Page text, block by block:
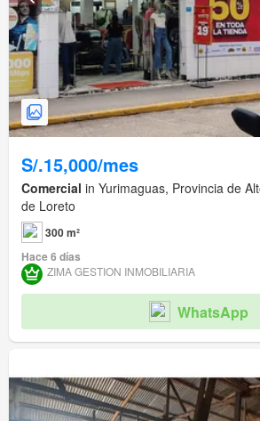
S/.15,000/mes
Comercial in Yurimaguas, Provincia de
de Loreto
300 m²
Hace 6 días
ZIMA GESTION INMOBILIARIA
WhatsApp